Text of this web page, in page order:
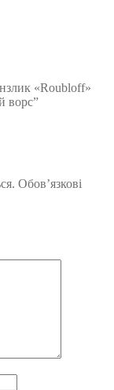
«Roubloff»
ворс”
Обов’язкові